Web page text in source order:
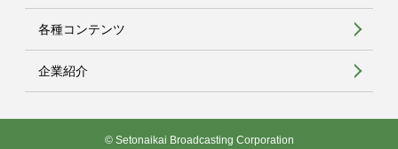
各種コンテンツ
企業紹介
© Setonaikai Broadcasting Corporation